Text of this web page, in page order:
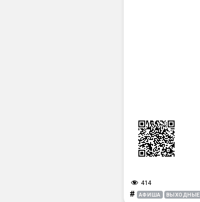
414
# АФИША ВЫХОДНЫЕ